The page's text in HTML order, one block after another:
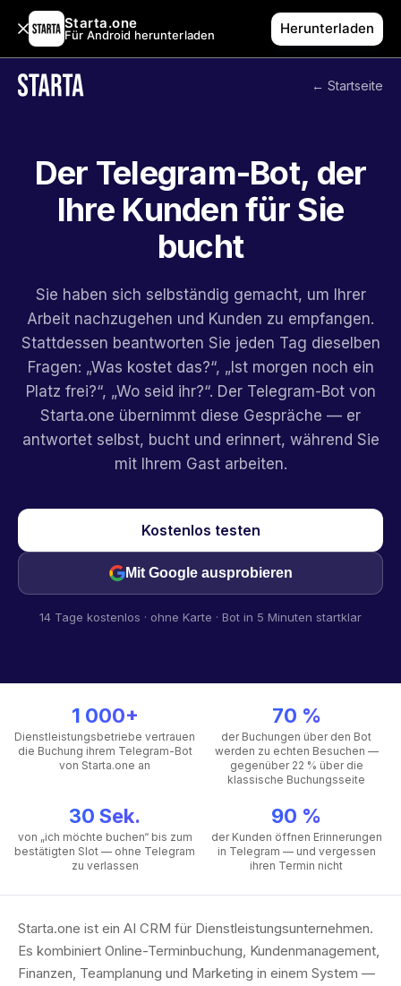
Starta.one
Für Android herunterladen Herunterladen
← Startseite
Der Telegram-Bot, der
Ihre Kunden für Sie
bucht
Sie haben sich selbständig gemacht, um Ihrer
Arbeit nachzugehen und Kunden zu empfangen.
Stattdessen beantworten Sie jeden Tag dieselben
Fragen: „Was kostet das?“, „Ist morgen noch ein
Platz frei?“, „Wo seid ihr?“. Der Telegram-Bot von
Starta.one übernimmt diese Gespräche — er
antwortet selbst, bucht und erinnert, während Sie
mit Ihrem Gast arbeiten.
Kostenlos testen
Mit Google ausprobieren
14 Tage kostenlos · ohne Karte · Bot in 5 Minuten startklar
1 000+
Dienstleistungsbetriebe vertrauen
die Buchung ihrem Telegram-Bot
von Starta.one an
70 %
der Buchungen über den Bot
werden zu echten Besuchen —
gegenüber 22 % über die
klassische Buchungsseite
30 Sek.
von „ich möchte buchen“ bis zum
bestätigten Slot — ohne Telegram
zu verlassen
90 %
der Kunden öffnen Erinnerungen
in Telegram — und vergessen
ihren Termin nicht
Starta.one ist ein AI CRM für Dienstleistungsunternehmen.
Es kombiniert Online-Terminbuchung, Kundenmanagement,
Finanzen, Teamplanung und Marketing in einem System —